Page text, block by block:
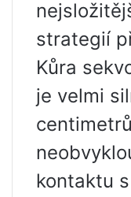
strategií
Kůra
je velmi
kontaktu